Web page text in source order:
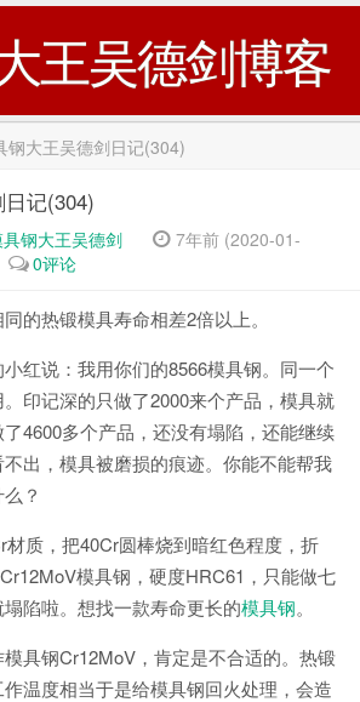
王吴德剑博客
钢大王吴德剑日记(304)
记(304)
钢大王吴德剑
7年前 (2020-01-
0评论
的热锻模具寿命相差2倍以上。
红说：我用你们的8566模具钢。同一个
印记深的只做了2000来个产品，模具就
4600多个产品，还没有塌陷，还能继续
出，模具被磨损的痕迹。你能不能帮我
？
材质，把40Cr圆棒烧到暗红色程度，折
模具钢，硬度HRC61，只能做七
陷啦。想找一款寿命更长的模具钢。
具钢Cr12MoV，肯定是不合适的。热锻
温度相当于是给模具钢回火处理，会造